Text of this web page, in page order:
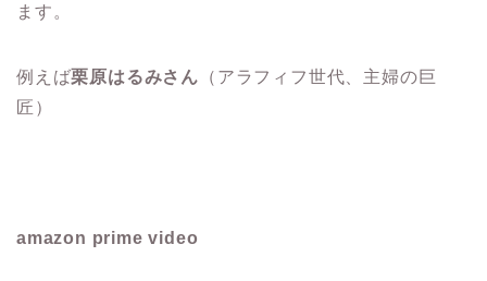
ます。
例えば栗原はるみさん （アラフィフ世代、主婦の巨
匠）
amazon prime video